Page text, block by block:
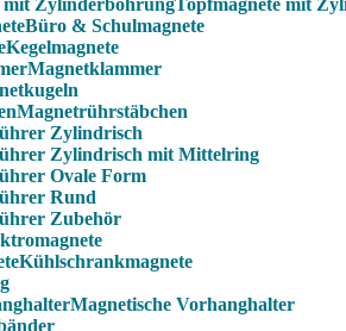
Topfmagnete mit
Büro & Schulmagnete
Kegelmagnete
Magnetklammer
Magnetrührstäbchen
Zylindrisch
Zylindrisch mit Mittelring
Ovale Form
Rund
Zubehör
Kühlschrankmagnete
Magnetische Vorhanghalter